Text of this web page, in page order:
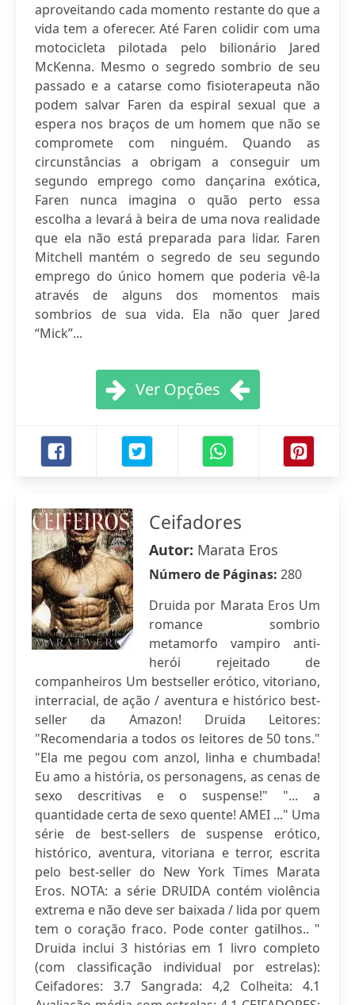
aproveitando cada momento restante do que a
vida tem a oferecer. Até Faren colidir com uma
motocicleta pilotada pelo bilionário Jared
McKenna. Mesmo o segredo sombrio de seu
passado e a catarse como fisioterapeuta não
podem salvar Faren da espiral sexual que a
espera nos braços de um homem que não se
compromete com ninguém. Quando as
circunstâncias a obrigam a conseguir um
segundo emprego como dançarina exótica,
Faren nunca imagina o quão perto essa
escolha a levará à beira de uma nova realidade
que ela não está preparada para lidar. Faren
Mitchell mantém o segredo de seu segundo
emprego do único homem que poderia vê-la
através de alguns dos momentos mais
sombrios de sua vida. Ela não quer Jared
“Mick”...
Ver Opções
Ceifadores
Autor: Marata Eros
Número de Páginas: 280
Druida por Marata Eros Um
romance sombrio
metamorfo vampiro anti-
herói rejeitado de
companheiros Um bestseller erótico, vitoriano,
interracial, de ação / aventura e histórico best-
seller da Amazon! Druida Leitores:
"Recomendaria a todos os leitores de 50 tons."
"Ela me pegou com anzol, linha e chumbada!
Eu amo a história, os personagens, as cenas de
sexo descritivas e o suspense!" "... a
quantidade certa de sexo quente! AMEI ..." Uma
série de best-sellers de suspense erótico,
histórico, aventura, vitoriana e terror, escrita
pelo best-seller do New York Times Marata
Eros. NOTA: a série DRUIDA contém violência
extrema e não deve ser baixada / lida por quem
tem o coração fraco. Pode conter gatilhos.. "
Druida inclui 3 histórias em 1 livro completo
(com classificação individual por estrelas):
Ceifadores: 3.7 Sangrada: 4,2 Colheita: 4.1